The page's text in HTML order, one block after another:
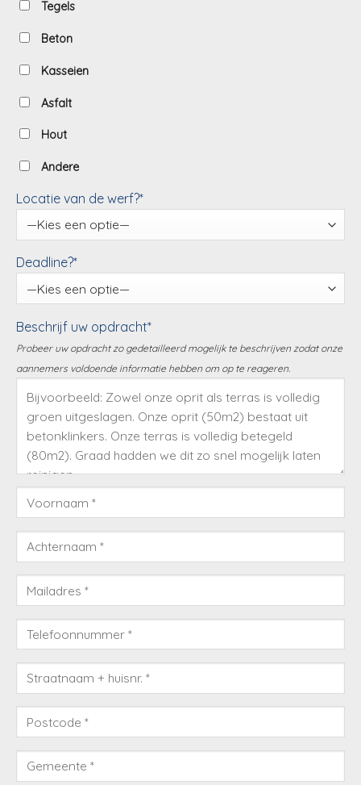
Tegels
Beton
Kasseien
Asfalt
Hout
Andere
Locatie van de werf?*
Deadline?*
Beschrijf uw opdracht*
Probeer uw opdracht zo gedetailleerd mogelijk te beschrijven zodat onze
aannemers voldoende informatie hebben om op te reageren.